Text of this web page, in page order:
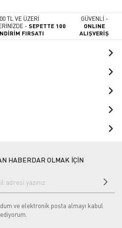
TL VE ÜZERİ
-SEPETTE 100
FIRSATI
GÜVENLİ -
ONLINE
ALIŞVERİŞ
HABERDAR OLMAK İÇİN
ve elektronik posta almayı kabul
ediyorum.